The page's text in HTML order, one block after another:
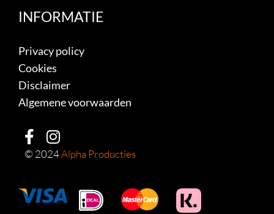
INFORMATIE
Privacy policy
Cookies
Disclaimer
Algemene voorwaarden
© 2024Alpha Producties